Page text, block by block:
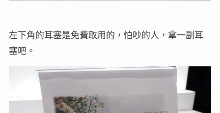
左下角的耳塞是免費取用的，怕吵的人，拿一副耳
塞吧。